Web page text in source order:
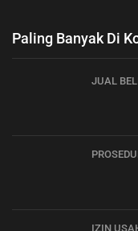
Paling Banyak Di
JUAL
IZIN